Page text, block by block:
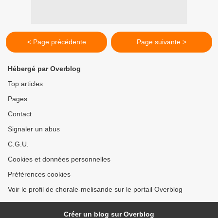
< Page précédente Page suivante >
Hébergé par Overblog
Top articles
Pages
Contact
Signaler un abus
C.G.U.
Cookies et données personnelles
Préférences cookies
Voir le profil de chorale-melisande sur le portail Overblog
Créer un blog sur Overblog